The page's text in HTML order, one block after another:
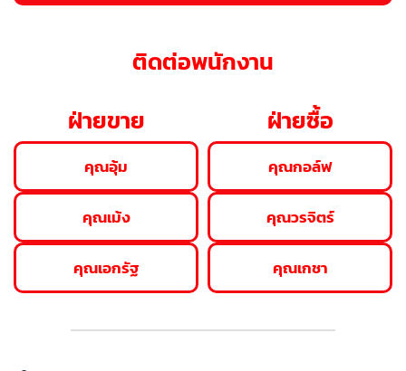
ติดต่อพนักงาน
ฝ่ายขาย
คุณอุ้ม
คุณเม้ง
คุณเอกรัฐ
ฝ่ายซื้อ
คุณกอล์ฟ
คุณวรจิตร์
คุณเกชา